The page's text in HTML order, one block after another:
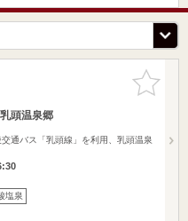
お気に入
りに追加
頭温泉郷
通バス「乳頭線」を利用、乳頭温泉
塩泉